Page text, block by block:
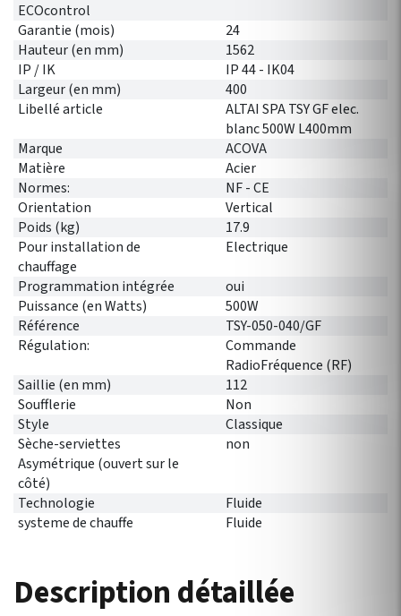
ECOcontrol
Garantie (mois)
24
Hauteur (en mm)
1562
IP / IK
IP 44 - IK04
Largeur (en mm)
400
Libellé article
ALTAI SPA TSY GF elec.
blanc 500W L400mm
Marque
ACOVA
Matière
Acier
Normes:
NF - CE
Orientation
Vertical
Poids (kg)
17.9
Pour installation de
chauffage
Electrique
Programmation intégrée
oui
Puissance (en Watts)
500W
Référence
TSY-050-040/GF
Régulation:
Commande
RadioFréquence (RF)
Saillie (en mm)
112
Soufflerie
Non
Style
Classique
Sèche-serviettes
Asymétrique (ouvert sur le
côté)
non
Technologie
Fluide
systeme de chauffe
Fluide
Description détaillée